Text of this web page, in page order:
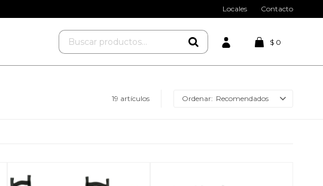
$ 0
Locales Contacto
19 artículos Recomendados